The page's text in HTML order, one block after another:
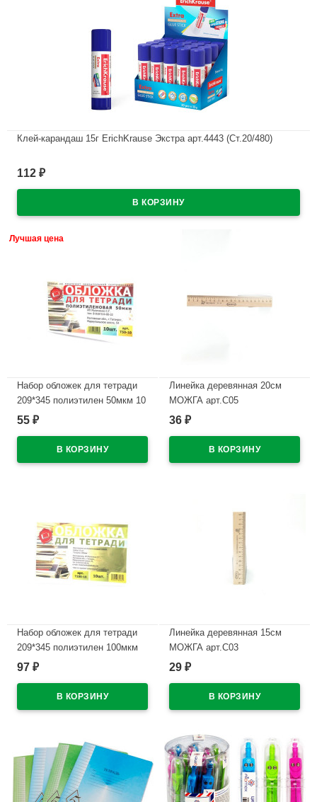
Клей-карандаш 15г ErichKrause Экстра арт.4443 (Ст.20/480)
112 ₽
Лучшая цена
Набор обложек для тетради
209*345 полиэтилен 50мкм 10
штук в наборе арт Т50-10
55 ₽
Линейка деревянная 20см
МОЖГА арт.С05
В наличии
36 ₽
Набор обложек для тетради
209*345 полиэтилен 100мкм
10 штук в наборе арт Т100-10
97 ₽
Линейка деревянная 15см
МОЖГА арт.С03
В наличии
29 ₽